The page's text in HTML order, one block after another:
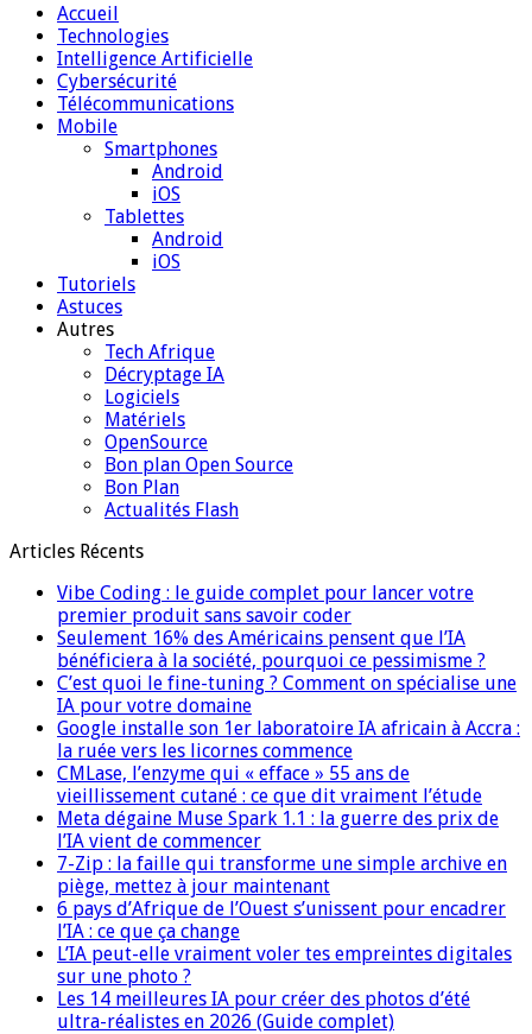
Accueil
Technologies
Intelligence Artificielle
Cybersécurité
Télécommunications
Mobile
Smartphones
Android
iOS
Tablettes
Android
iOS
Tutoriels
Astuces
Autres
Tech Afrique
Décryptage IA
Logiciels
Matériels
OpenSource
Bon plan Open Source
Bon Plan
Actualités Flash
Articles Récents
Vibe Coding : le guide complet pour lancer votre
premier produit sans savoir coder
Seulement 16% des Américains pensent que l’IA
bénéficiera à la société, pourquoi ce pessimisme ?
C’est quoi le fine-tuning ? Comment on spécialise une
IA pour votre domaine
Google installe son 1er laboratoire IA africain à Accra :
la ruée vers les licornes commence
CMLase, l’enzyme qui « efface » 55 ans de
vieillissement cutané : ce que dit vraiment l’étude
Meta dégaine Muse Spark 1.1 : la guerre des prix de
l’IA vient de commencer
7-Zip : la faille qui transforme une simple archive en
piège, mettez à jour maintenant
6 pays d’Afrique de l’Ouest s’unissent pour encadrer
l’IA : ce que ça change
L’IA peut-elle vraiment voler tes empreintes digitales
sur une photo ?
Les 14 meilleures IA pour créer des photos d’été
ultra-réalistes en 2026 (Guide complet)